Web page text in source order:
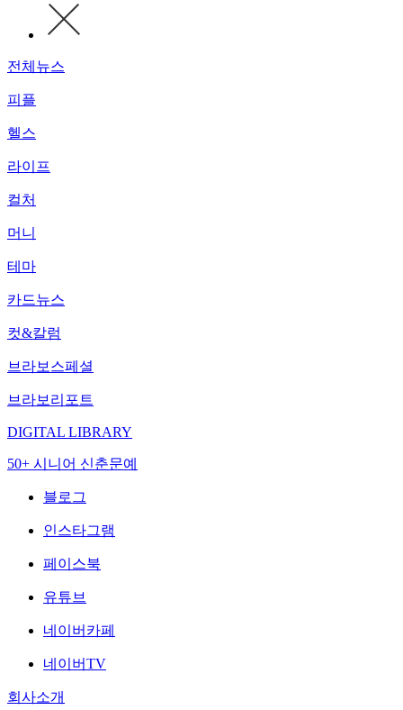
전체뉴스
피플
헬스
라이프
컬처
머니
테마
카드뉴스
컷&칼럼
브라보스페셜
브라보리포트
DIGITAL LIBRARY
50+ 시니어 신춘문예
블로그
인스타그램
페이스북
유튜브
네이버카페
네이버TV
회사소개